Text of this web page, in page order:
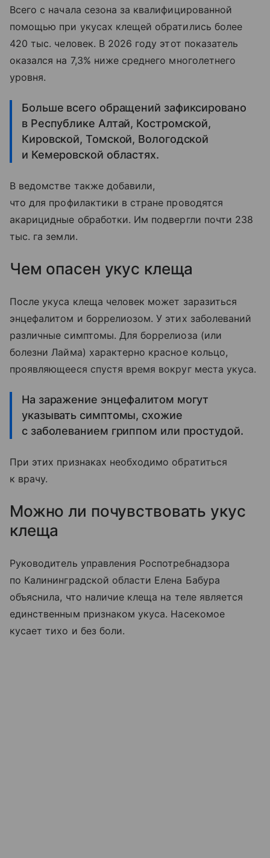
Всего с начала сезона за квалифицированной
помощью при укусах клещей обратились более
420 тыс. человек. В 2026 году этот показатель
оказался на 7,3% ниже среднего многолетнего
уровня.
Больше всего обращений зафиксировано
в Республике Алтай, Костромской,
Кировской, Томской, Вологодской
и Кемеровской областях.
В ведомстве также добавили,
что для профилактики в стране проводятся
акарицидные обработки. Им подвергли почти 238
тыс. га земли.
Чем опасен укус клеща
После укуса клеща человек может заразиться
энцефалитом и боррелиозом. У этих заболеваний
различные симптомы. Для боррелиоза (или
болезни Лайма) характерно красное кольцо,
проявляющееся спустя время вокруг места укуса.
На заражение энцефалитом могут
указывать симптомы, схожие
с заболеванием гриппом или простудой.
При этих признаках необходимо обратиться
к врачу.
Можно ли почувствовать укус
клеща
Руководитель управления Роспотребнадзора
по Калининградской области Елена Бабура
объяснила, что наличие клеща на теле является
единственным признаком укуса. Насекомое
кусает тихо и без боли.